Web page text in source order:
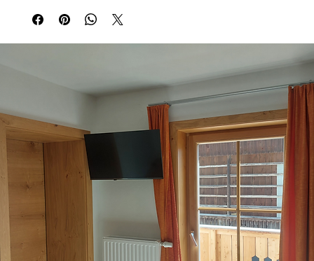
hergestellt werden. Jede Uhr ist ein einzigartiges Kunstwerk
Sie auf der Suche nach einem besonderen Schmuckstück
oder einer einzigartigen Uhr sind, die Sie nicht überall
finden können, dann sollten Sie unbedingt meine Seite
besuchen. Sie können die Unikate direkt in meinem Shop
bestellen, und der Versand erfolgt innerhalb von zehn Tagen
ab dem Zeitpunkt der Herstellung. Tauchen Sie ein in die
Welt der Selbst gefertigten Schachen Unikate und finden Sie
das perfekte Accessoire für sich selbst oder ein besonderes
Geschenk für einen geliebten Menschen.